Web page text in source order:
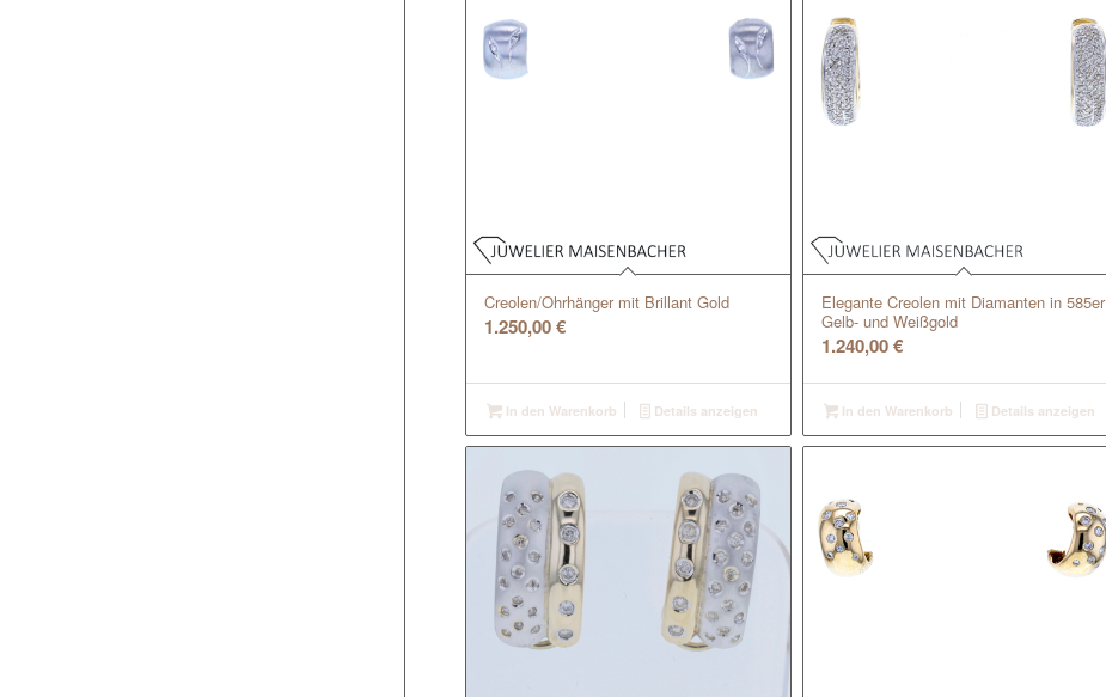
Creolen/Ohrhänger mit Brillant Gold
1.250,00€
In den Warenkorb Details anzeigen
Elegante Creolen mit Diamanten in 585er
Gelb- und Weißgold
1.240,00€
In den Warenkorb Details anzeigen